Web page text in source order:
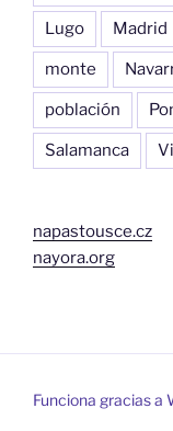
Lugo Madrid
monte
población
Salamanca
napastousce.cz
nayora.org
Funciona gracias a